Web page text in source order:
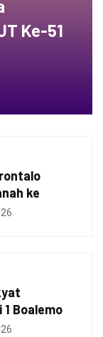
Ke-51
ke
Boalemo